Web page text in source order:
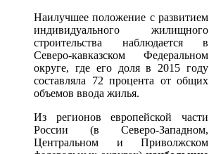
Наилучшее положение с развитием
индивидуального жилищного
строительства наблюдается в
Северо-кавказском Федеральном
округе, где его доля в 2015 году
составляла 72 процента от общих
объемов ввода жилья.
Из регионов европейской части
России (в Северо-Западном,
Центральном и Приволжском